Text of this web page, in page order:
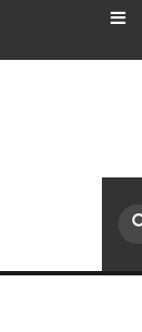
نوشته تصادفی